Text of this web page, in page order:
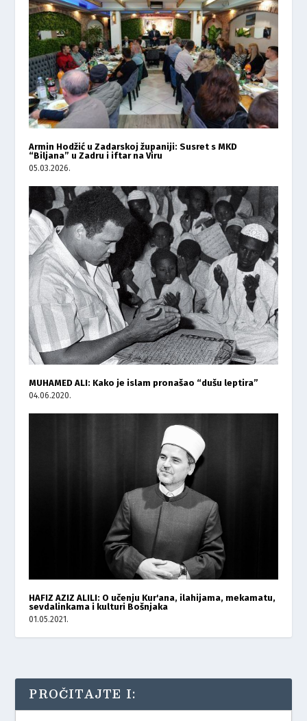
Armin Hodžić u Zadarskoj županiji: Susret s MKD
“Biljana” u Zadru i iftar na Viru
05.03.2026.
MUHAMED ALI: Kako je islam pronašao “dušu leptira”
04.06.2020.
HAFIZ AZIZ ALILI: O učenju Kur'ana, ilahijama, mekamatu,
sevdalinkama i kulturi Bošnjaka
01.05.2021.
PROČITAJTE I: